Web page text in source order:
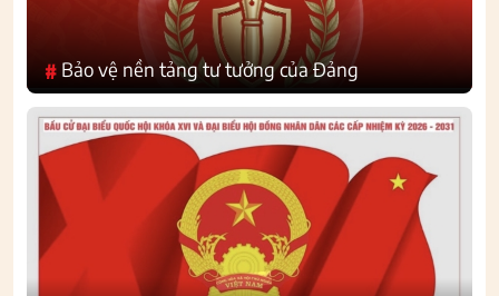
# Bảo vệ nền tảng tư tưởng của Đảng